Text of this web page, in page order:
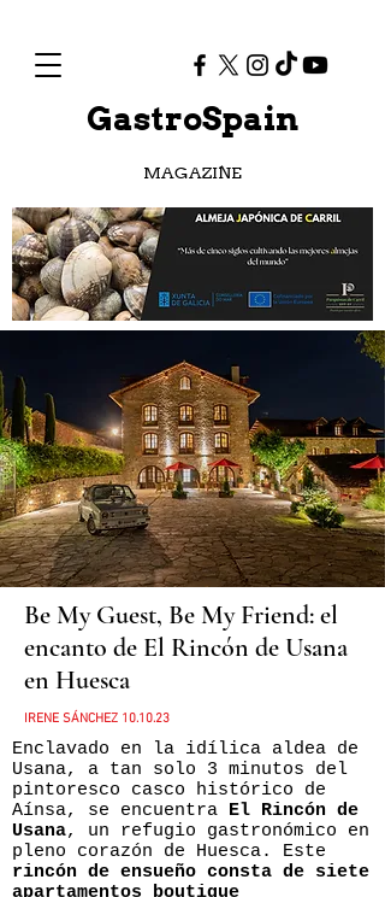
GastroSpain
MAGAZINE
Be My Guest, Be My Friend: el
encanto de El Rincón de Usana
en Huesca
IRENE SÁNCHEZ 10.10.23
Enclavado en la idílica aldea de
Usana, a tan solo 3 minutos del
pintoresco casco histórico de
Aínsa, se encuentra El Rincón de
Usana, un refugio gastronómico en
pleno corazón de Huesca. Este
rincón de ensueño consta de siete
apartamentos boutique